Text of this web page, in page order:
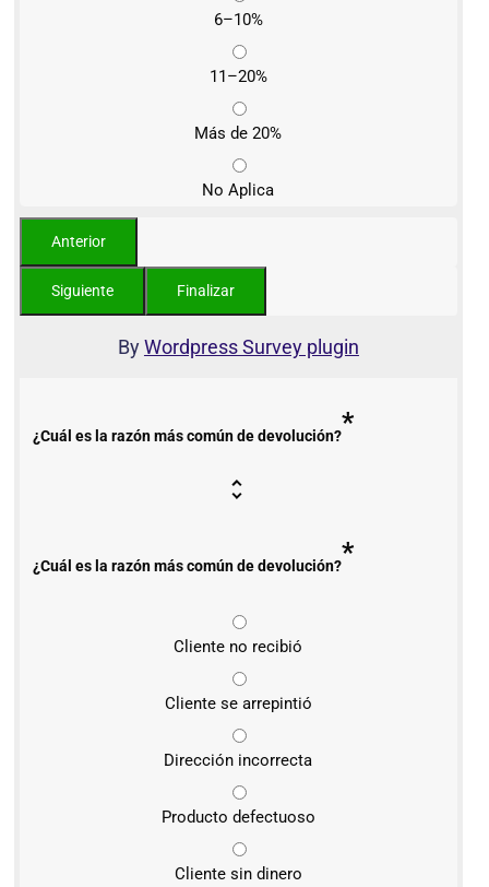
6–10%
11–20%
Más de 20%
No Aplica
ByWordpress Survey plugin
¿Cuál es la razón más común de devolución?*
¿Cuál es la razón más común de devolución?*
Cliente no recibió
Cliente se arrepintió
Dirección incorrecta
Producto defectuoso
Cliente sin dinero